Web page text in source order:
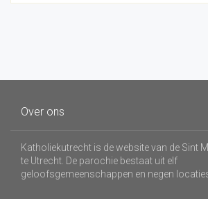
Over ons
Katholiekutrecht is de website van de Sint
te Utrecht. De parochie bestaat uit elf
geloofsgemeenschappen en negen